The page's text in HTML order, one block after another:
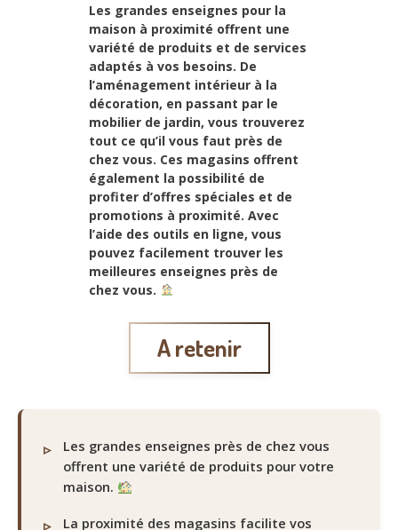
Les grandes enseignes pour la
maison à proximité offrent une
variété de produits et de services
adaptés à vos besoins. De
l’aménagement intérieur à la
décoration, en passant par le
mobilier de jardin, vous trouverez
tout ce qu’il vous faut près de
chez vous. Ces magasins offrent
également la possibilité de
profiter d’offres spéciales et de
promotions à proximité. Avec
l’aide des outils en ligne, vous
pouvez facilement trouver les
meilleures enseignes près de
chez vous.
A retenir
Les grandes enseignes près de chez vous
offrent une variété de produits pour votre
maison.
La proximité des magasins facilite vos